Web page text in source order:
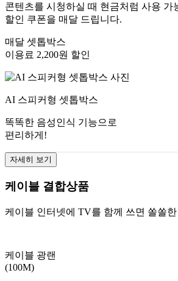
콘텐츠를 시청하실 때 현금처럼 사용 가
할인 쿠폰을 매달 드립니다.
매달 셋톱박스
이용료 2,200원 할인
AI 스피커형 셋톱박스
똑똑한 음성인식 기능으로
편리하게!
자세히 보기
케이블 결합상품
케이블 인터넷에 TV를 함께 쓰면 쏠쏠
케이블 광랜
(100M)